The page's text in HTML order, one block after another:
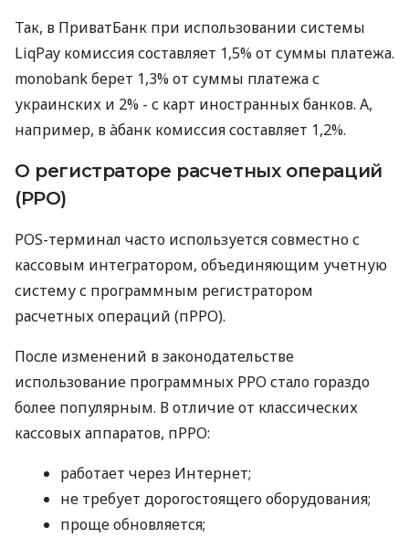
Так, в ПриватБанк при использовании системы
LiqPay комиссия составляет 1,5% от суммы платежа.
monobank берет 1,3% от суммы платежа с
украинских и 2% - с карт иностранных банков. А,
например, в àбанк комиссия составляет 1,2%.
О регистраторе расчетных операций
(РРО)
POS-терминал часто используется совместно с
кассовым интегратором, объединяющим учетную
систему с программным регистратором
расчетных операций (пРРО).
После изменений в законодательстве
использование программных РРО стало гораздо
более популярным. В отличие от классических
кассовых аппаратов, пРРО:
работает через Интернет;
не требует дорогостоящего оборудования;
проще обновляется;